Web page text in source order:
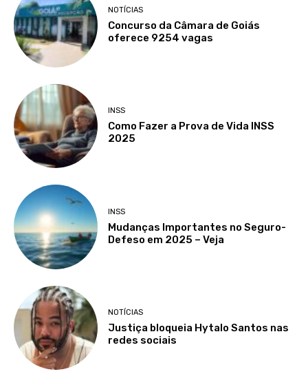
NOTÍCIAS
Concurso da Câmara de Goiás
oferece 9254 vagas
INSS
Como Fazer a Prova de Vida INSS
2025
INSS
Mudanças Importantes no Seguro-
Defeso em 2025 – Veja
NOTÍCIAS
Justiça bloqueia Hytalo Santos nas
redes sociais